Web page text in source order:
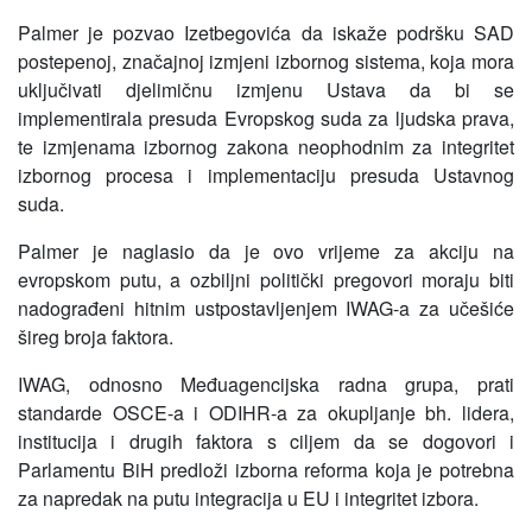
Palmer je pozvao Izetbegovića da iskaže podršku SAD
postepenoj, značajnoj izmjeni izbornog sistema, koja mora
uključivati djelimičnu izmjenu Ustava da bi se
implementirala presuda Evropskog suda za ljudska prava,
te izmjenama izbornog zakona neophodnim za integritet
izbornog procesa i implementaciju presuda Ustavnog
suda.
Palmer je naglasio da je ovo vrijeme za akciju na
evropskom putu, a ozbiljni politički pregovori moraju biti
nadograđeni hitnim ustpostavljenjem IWAG-a za učešiće
šireg broja faktora.
IWAG, odnosno Međuagencijska radna grupa, prati
standarde OSCE-a i ODIHR-a za okupljanje bh. lidera,
institucija i drugih faktora s ciljem da se dogovori i
Parlamentu BiH predloži izborna reforma koja je potrebna
za napredak na putu integracija u EU i integritet izbora.